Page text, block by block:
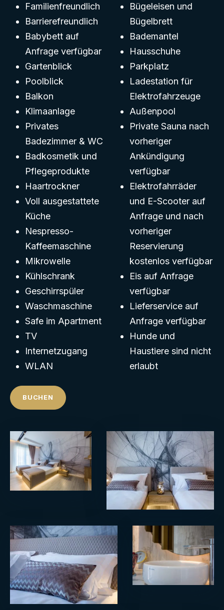
Familienfreundlich
Barrierefreundlich
Babybett auf
Anfrage verfügbar
Gartenblick
Poolblick
Balkon
Klimaanlage
Privates
Badezimmer & WC
Badkosmetik und
Pflegeprodukte
Haartrockner
Voll ausgestattete
Küche
Nespresso-
Kaffeemaschine
Mikrowelle
Kühlschrank
Geschirrspüler
Waschmaschine
Safe im Apartment
TV
Internetzugang
WLAN
Bügeleisen und
Bügelbrett
Bademantel
Hausschuhe
Parkplatz
Ladestation für
Elektrofahrzeuge
Außenpool
Private Sauna nach
vorheriger
Ankündigung
verfügbar
Elektrofahrräder
und E-Scooter auf
Anfrage und nach
vorheriger
Reservierung
kostenlos verfügbar
Eis auf Anfrage
verfügbar
Lieferservice auf
Anfrage verfügbar
Hunde und
Haustiere sind nicht
erlaubt
BUCHEN